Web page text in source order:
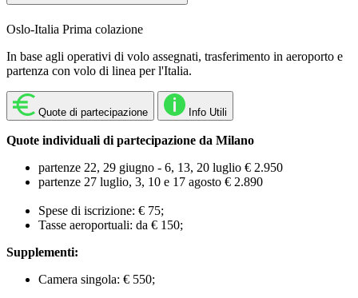
Oslo-Italia Prima colazione
In base agli operativi di volo assegnati, trasferimento in aeroporto e
partenza con volo di linea per l'Italia.
Quote di partecipazione Info Utili
Quote individuali di partecipazione da Milano
partenze 22, 29 giugno - 6, 13, 20 luglio € 2.950
partenze 27 luglio, 3, 10 e 17 agosto € 2.890
Spese di iscrizione: € 75;
Tasse aeroportuali: da € 150;
Supplementi:
Camera singola: € 550;